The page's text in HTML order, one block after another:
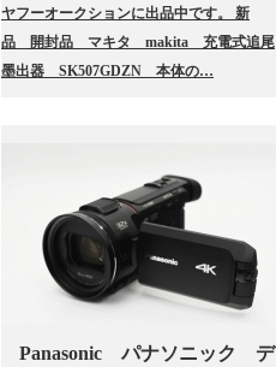
ヤフーオークションに出品中です。 新
品 開封品 マキタ makita 充電式追尾
墨出器 SK507GDZN 本体の…
Panasonic パナソニック デ